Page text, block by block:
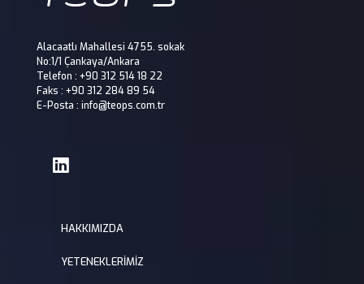
Alacaatlı Mahallesi 4755. sokak
No:1/1 Çankaya/Ankara
Telefon : +90 312 514 18 22
Faks : +90 312 284 89 54
E-Posta : info@teops.com.tr
HAKKIMIZDA
YETENEKLERİMİZ